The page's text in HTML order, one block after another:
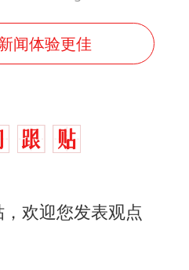
闻体验更佳
欢迎您发表观点